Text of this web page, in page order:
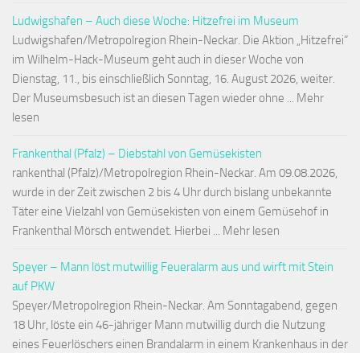
Ludwigshafen – Auch diese Woche: Hitzefrei im Museum
Ludwigshafen/Metropolregion Rhein-Neckar. Die Aktion „Hitzefrei“
im Wilhelm-Hack-Museum geht auch in dieser Woche von
Dienstag, 11., bis einschließlich Sonntag, 16. August 2026, weiter.
Der Museumsbesuch ist an diesen Tagen wieder ohne ... Mehr
lesen
Frankenthal (Pfalz) – Diebstahl von Gemüsekisten
rankenthal (Pfalz)/Metropolregion Rhein-Neckar. Am 09.08.2026,
wurde in der Zeit zwischen 2 bis 4 Uhr durch bislang unbekannte
Täter eine Vielzahl von Gemüsekisten von einem Gemüsehof in
Frankenthal Mörsch entwendet. Hierbei ... Mehr lesen
Speyer – Mann löst mutwillig Feueralarm aus und wirft mit Stein
auf PKW
Speyer/Metropolregion Rhein-Neckar. Am Sonntagabend, gegen
18 Uhr, löste ein 46-jähriger Mann mutwillig durch die Nutzung
eines Feuerlöschers einen Brandalarm in einem Krankenhaus in der